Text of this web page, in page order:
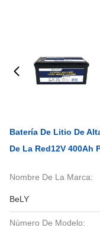
Batería De Litio De
De La Red12V 400Ah
Nombre De La Marca:
BeLY
Número De Modelo: